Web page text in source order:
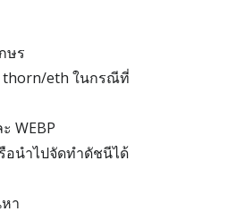
ษร
thorn/eth ในกรณีที่
WEBP
นำไปจัดทำดัชนีได้
า